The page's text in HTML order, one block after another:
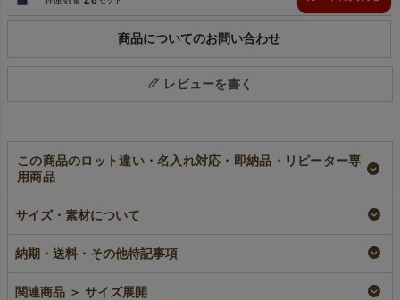
商品についてのお問い合わせ
レビューを書く
この商品のロット違い・名入れ対応・即納品・リピーター専
用商品
不織布アドバッグス
リム 薄手《40g》
¥ 5,390 税込
【名入れ対応】不織
名入れ
¥5,390税込
【名入れ／リピータ
ー専用】不織布アド
リピーター専用名入れ
サイズ・素材について
納期・送料・その他特記事項
関連商品 ＞ サイズ展開